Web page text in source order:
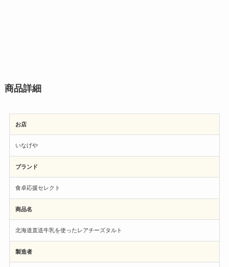
商品詳細
お店
いなげや
ブランド
食卓応援セレクト
商品名
北海道直送牛乳を使ったレアチーズタルト
製造者